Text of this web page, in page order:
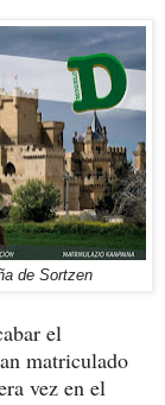
de Sortzen
el
matriculado
vez en el